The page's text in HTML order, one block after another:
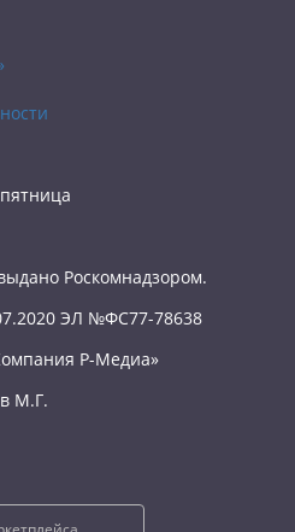
Роскомнадзором.
ЭЛ №ФС77-78638
Р-Медиа»
М.Г.